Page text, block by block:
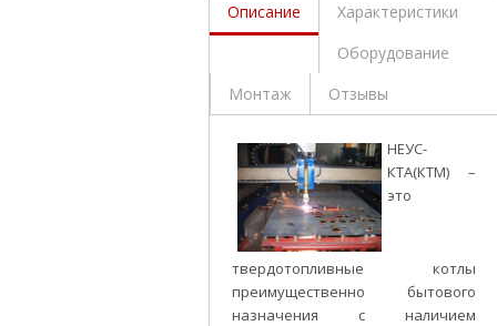
Описание
Характеристики
Оборудование
Монтаж
Отзывы
НЕУС-
КТА(КТМ) –
это
твердотопливные котлы
преимущественно бытового
назначения с наличием